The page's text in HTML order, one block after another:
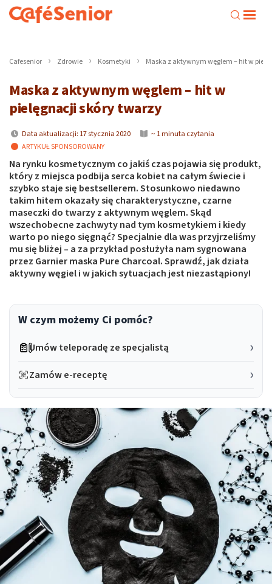
Cafesenior Zdrowie Kosmetyki Maska z aktywnym węglem – hit w
Maska z aktywnym węglem – hit w
pielęgnacji skóry twarzy
Data aktualizacji: 17 stycznia 2020
~ 1 minuta czytania
ARTYKUŁ SPONSOROWANY
Na rynku kosmetycznym co jakiś czas pojawia się produkt,
który z miejsca podbija serca kobiet na całym świecie i
szybko staje się bestsellerem. Stosunkowo niedawno
takim hitem okazały się charakterystyczne, czarne
maseczki do twarzy z aktywnym węglem. Skąd
wszechobecne zachwyty nad tym kosmetykiem i kiedy
warto po niego sięgnąć? Specjalnie dla was przyjrzeliśmy
mu się bliżej – a za przykład posłużyła nam sygnowana
przez Garnier maska Pure Charcoal. Sprawdź, jak działa
aktywny węgiel i w jakich sytuacjach jest niezastąpiony!
W czym możemy Ci pomóc?
Umów teleporadę ze specjalistą
Zamów e-receptę